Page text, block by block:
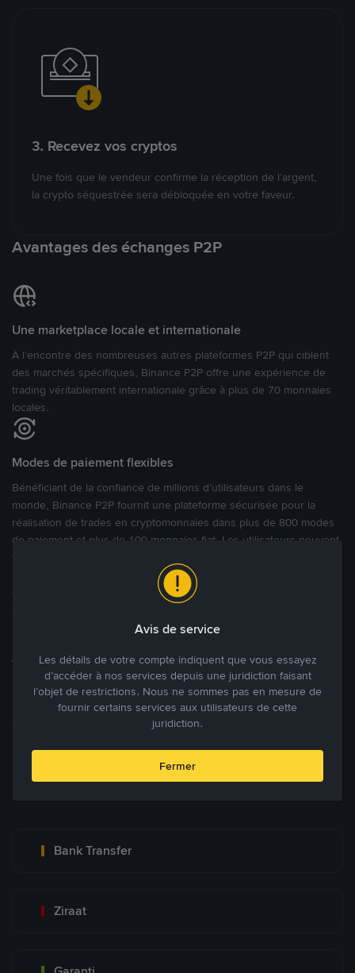
3. Recevez vos cryptos
Une fois que le vendeur confirme la réception de l’argent,
la crypto séquestrée sera débloquée en votre faveur.
Avantages des échanges P2P
Une marketplace locale et internationale
À l’encontre des nombreuses autres plateformes P2P qui ciblent
des marchés spécifiques, Binance P2P offre une expérience de
trading véritablement internationale grâce à plus de 70 monnaies
locales.
Modes de paiement flexibles
Bénéficiant de la confiance de millions d’utilisateurs dans le
monde, Binance P2P fournit une plateforme sécurisée pour la
réalisation de trades en cryptomonnaies dans plus de 800 modes
de paiement et plus de 100 monnaies fiat. Les utilisateurs peuvent
facilement acheter, vendre et trader des cryptomonnaies
directement avec d’autres utilisateurs, tout en définissant leurs prix
et leurs modes de paiement préférés sur une Marketplace de
Tradez à des prix avantageux pour vous
Tradez des cryptos en étant libres d’acheter et de vendre à votre
prix. Achetez ou vendez à partir des offres existantes, ou créez
des annonces commerciales pour fixer vos propres prix.
Bank Transfer
Ziraat
Avis de service
Les détails de votre compte indiquent que vous essayez
d’accéder à nos services depuis une juridiction faisant
l’objet de restrictions. Nous ne sommes pas en mesure de
fournir certains services aux utilisateurs de cette
juridiction.
Fermer